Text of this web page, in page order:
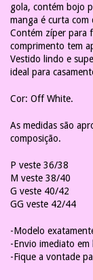
gola, contém bojo
manga é curta com
Contém zíper para
comprimento tem
Vestido lindo e
ideal para
Cor: Off White.
As medidas são
composição.
P veste 36/38
M veste 38/40
G veste 40/42
GG veste 42/44
-Modelo
-Envio imediato em
-Fique a vontade